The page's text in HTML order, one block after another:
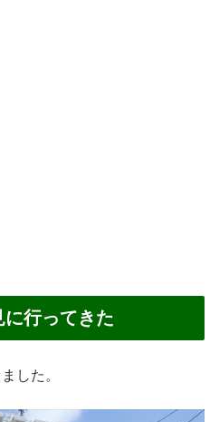
行ってきた
した。